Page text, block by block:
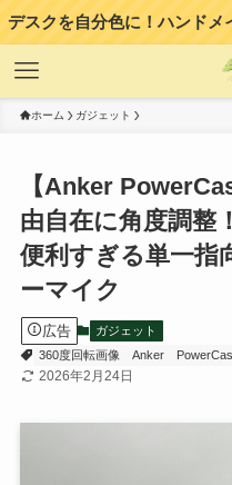
デスクを自分色に！ハンドメ
ホーム ガジェット
【Anker
由自在に角度調整
便利すぎる単一指
ーマイク
広告
ガジェット
360度回転画像
Anker
2026年2月24日